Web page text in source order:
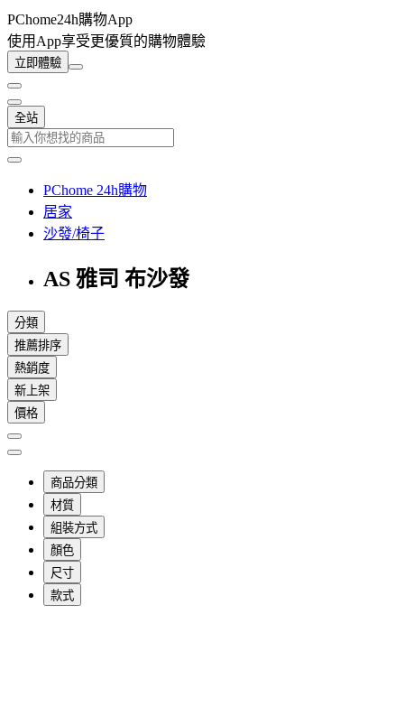
PChome24h購物App
使用App享受更優質的購物體驗
立即體驗
全站
PChome 24h購物
居家
沙發/椅子
AS 雅司 布沙發
分類
推薦排序
熱銷度
新上架
價格
商品分類
材質
組裝方式
顏色
尺寸
款式